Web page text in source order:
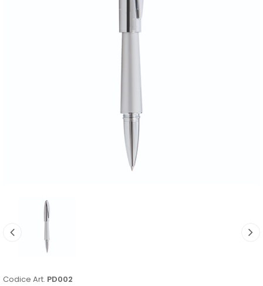
Codice Art. PD002